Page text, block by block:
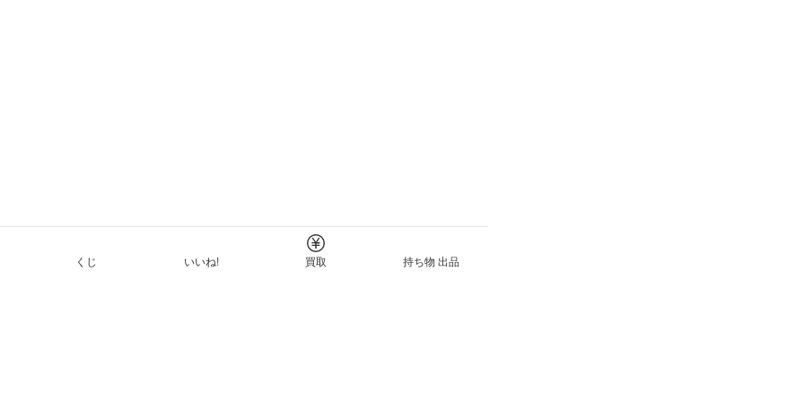
くじ いいね! 買取 持ち物 出品